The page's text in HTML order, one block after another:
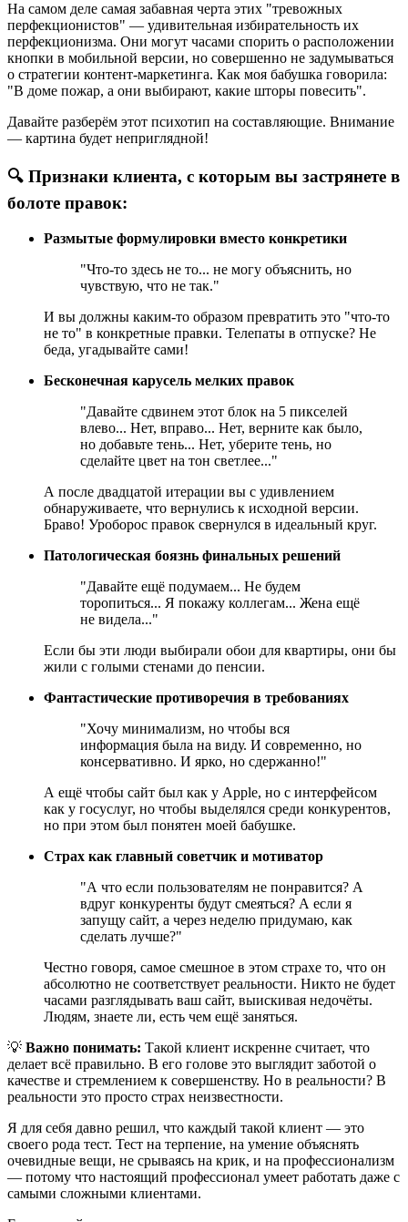
На самом деле самая забавная черта этих "тревожных
перфекционистов" — удивительная избирательность их
перфекционизма. Они могут часами спорить о расположении
кнопки в мобильной версии, но совершенно не задумываться
о стратегии контент-маркетинга. Как моя бабушка говорила:
"В доме пожар, а они выбирают, какие шторы повесить".
Давайте разберём этот психотип на составляющие. Внимание
— картина будет неприглядной!
🔍 Признаки клиента, с которым вы застрянете в
болоте правок:
Размытые формулировки вместо конкретики
"Что-то здесь не то... не могу объяснить, но
чувствую, что не так."
И вы должны каким-то образом превратить это "что-то
не то" в конкретные правки. Телепаты в отпуске? Не
беда, угадывайте сами!
Бесконечная карусель мелких правок
"Давайте сдвинем этот блок на 5 пикселей
влево... Нет, вправо... Нет, верните как было,
но добавьте тень... Нет, уберите тень, но
сделайте цвет на тон светлее..."
А после двадцатой итерации вы с удивлением
обнаруживаете, что вернулись к исходной версии.
Браво! Уроборос правок свернулся в идеальный круг.
Патологическая боязнь финальных решений
"Давайте ещё подумаем... Не будем
торопиться... Я покажу коллегам... Жена ещё
не видела..."
Если бы эти люди выбирали обои для квартиры, они бы
жили с голыми стенами до пенсии.
Фантастические противоречия в требованиях
"Хочу минимализм, но чтобы вся
информация была на виду. И современно, но
консервативно. И ярко, но сдержанно!"
А ещё чтобы сайт был как у Apple, но с интерфейсом
как у госуслуг, но чтобы выделялся среди конкурентов,
но при этом был понятен моей бабушке.
Страх как главный советчик и мотиватор
"А что если пользователям не понравится? А
вдруг конкуренты будут смеяться? А если я
запущу сайт, а через неделю придумаю, как
сделать лучше?"
Честно говоря, самое смешное в этом страхе то, что он
абсолютно не соответствует реальности. Никто не будет
часами разглядывать ваш сайт, выискивая недочёты.
Людям, знаете ли, есть чем ещё заняться.
💡 Важно понимать: Такой клиент искренне считает, что
делает всё правильно. В его голове это выглядит заботой о
качестве и стремлением к совершенству. Но в реальности? В
реальности это просто страх неизвестности.
Я для себя давно решил, что каждый такой клиент — это
своего рода тест. Тест на терпение, на умение объяснять
очевидные вещи, не срываясь на крик, и на профессионализм
— потому что настоящий профессионал умеет работать даже с
самыми сложными клиентами.